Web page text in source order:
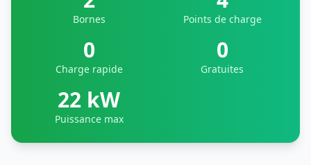
Bornes Points de charge
0
Charge rapide
0
Gratuites
22 kW
Puissance max